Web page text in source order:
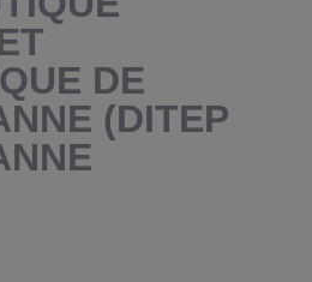
DE
(DITEP